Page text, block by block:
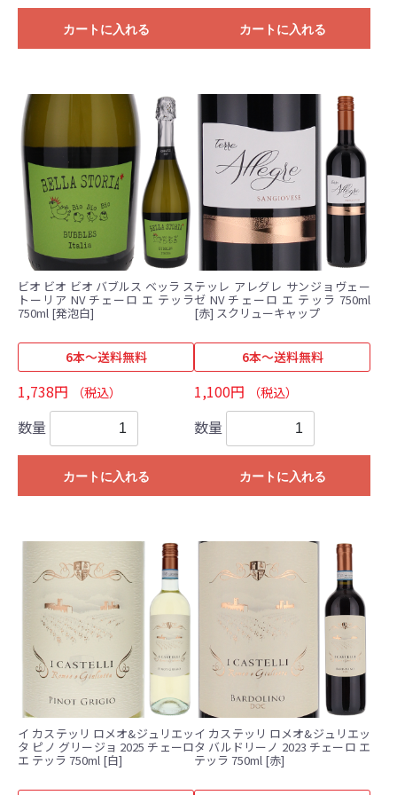
カートに入れる カートに入れる
ビオ ビオ ビオ バブルス ベッラ ス
トーリア NV チェーロ エ テッラ
750ml [発泡白]
6本～送料無料
1,738円 （税込）
数量
カートに入れる
テッレ アレグレ サンジョヴェー
ゼ NV チェーロ エ テッラ 750ml
[赤] スクリューキャップ
6本～送料無料
1,100円 （税込）
数量
カートに入れる
イ カステッリ ロメオ&ジュリエッ
タ ピノ グリージョ 2025 チェーロ
エ テッラ 750ml [白]
イ カステッリ ロメオ&ジュリエッ
タ バルドリーノ 2023 チェーロ エ
テッラ 750ml [赤]